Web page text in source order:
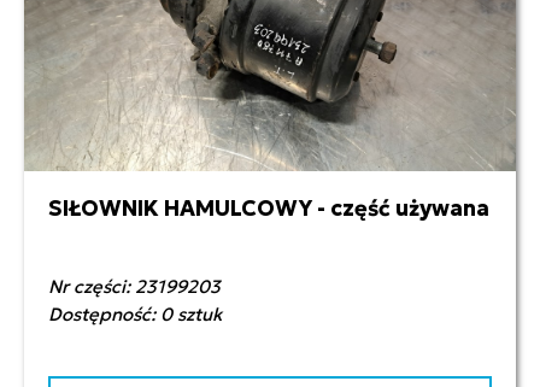
350,00 zł netto
SIŁOWNIK HAMULCOWY - część używana
Nr części: 23199203
Dostępność: 0 sztuk